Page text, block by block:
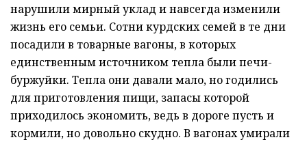
нарушили мирный уклад и навсегда изменили
жизнь его семьи. Сотни курдских семей в те дни
посадили в товарные вагоны, в которых
единственным источником тепла были печи-
буржуйки. Тепла они давали мало, но годились
для приготовления пищи, запасы которой
приходилось экономить, ведь в дороге пусть и
кормили, но довольно скудно. В вагонах умирали